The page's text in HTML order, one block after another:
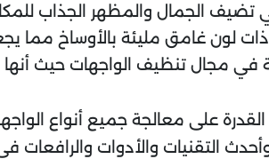
تضيف الجمال والمظهر الجذاب
ذات لون غامق مليئة بالأوساخ
في مجال تنظيف الواجهات حيث
على معالجة جميع أنواع
التقنيات والأدوات والرافعات